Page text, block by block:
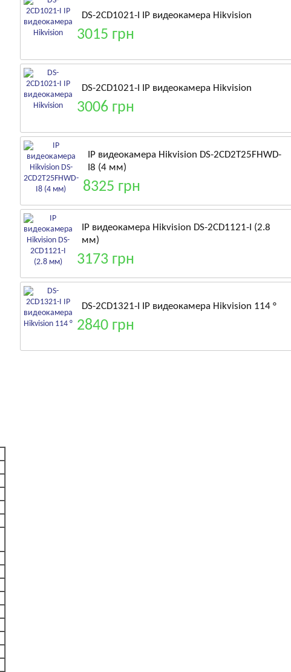
DS-2CD1021-I IP видеокамера Hikvision
3015 грн
DS-2CD1021-I IP видеокамера Hikvision
3006 грн
IP видеокамера Hikvision DS-2CD2T25FHWD-
I8 (4 мм)
8325 грн
IP видеокамера Hikvision DS-2CD1121-I (2.8
мм)
3173 грн
DS-2CD1321-I IP видеокамера Hikvision 114 °
2840 грн